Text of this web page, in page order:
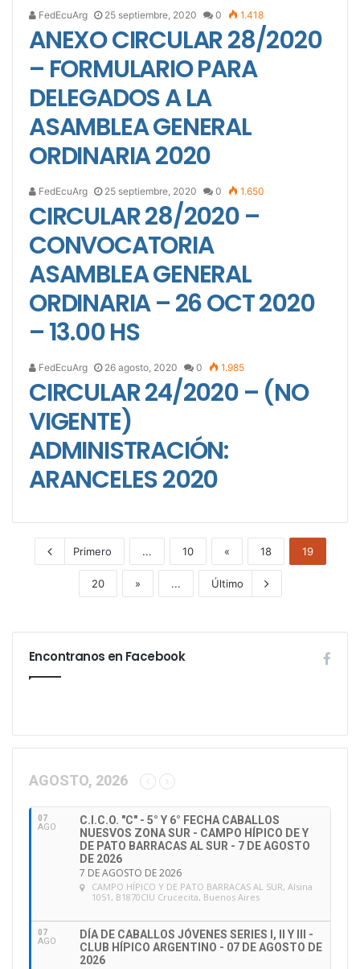
FedEcuArg 25 septiembre, 2020 0 1.418
ANEXO CIRCULAR 28/2020
– FORMULARIO PARA
DELEGADOS A LA
ASAMBLEA GENERAL
ORDINARIA 2020
FedEcuArg 25 septiembre, 2020 0 1.650
CIRCULAR 28/2020 –
CONVOCATORIA
ASAMBLEA GENERAL
ORDINARIA – 26 OCT 2020
– 13.00 HS
FedEcuArg 26 agosto, 2020 0 1.985
CIRCULAR 24/2020 – (NO
VIGENTE)
ADMINISTRACIÓN:
ARANCELES 2020
Primero ... 10 « 18 19
20 » ... Último
Encontranos en Facebook
AGOSTO, 2026
07
AGO
C.I.C.O. "C" - 5° Y 6° FECHA CABALLOS
NUESVOS ZONA SUR - CAMPO HÍPICO DE Y
DE PATO BARRACAS AL SUR - 7 DE AGOSTO
DE 2026
7 DE AGOSTO DE 2026
CAMPO HÍPICO Y DE PATO BARRACAS AL SUR, Alsina
1051, B1870CIU Crucecita, Buenos Aires
07
AGO
DÍA DE CABALLOS JÓVENES SERIES I, II Y III -
CLUB HÍPICO ARGENTINO - 07 DE AGOSTO DE
2026